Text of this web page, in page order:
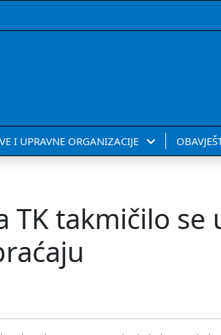
I UPRAVNE ORGANIZACIJE
takmičilo se